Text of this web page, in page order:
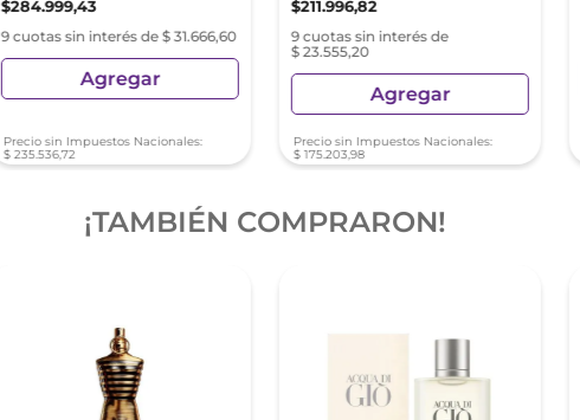
$284.999,43
9 cuotas sin interés de $ 31.666,60
Agregar
Precio sin Impuestos Nacionales:
$ 235.536,72
$211.996,82
9 cuotas sin interés de
$ 23.555,20
Agregar
Precio sin Impuestos Nacionales:
$ 175.203,98
¡TAMBIÉN COMPRARON!